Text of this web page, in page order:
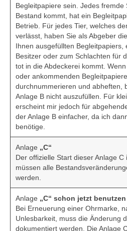
Begleitpapiere sein. Jedes fremde
Bestand kommt, hat ein
Betrieb. Für jedes Tier, welches
verlässt, haben Sie als Abgeber
Ihnen ausgefüllten Begleitpapiers,
Besitzer oder zum Schlachten für
tot in die Abdeckerei kommt.
oder ankommenden
durchnummerieren und abheften,
Anlage B nicht auszufüllen. Für
erscheint mir jedoch für
der Anlage B einfacher, da ich
benötige.
Anlage „C“
Der offizielle Start dieser Anlage
müssen alle
werden.
Anlage „C“ schon jetzt benutzen
Bei Erneuerung einer Ohrmarke,
Unlesbarkeit, muss die Änderung
dokumentiert werden. Die Anlage